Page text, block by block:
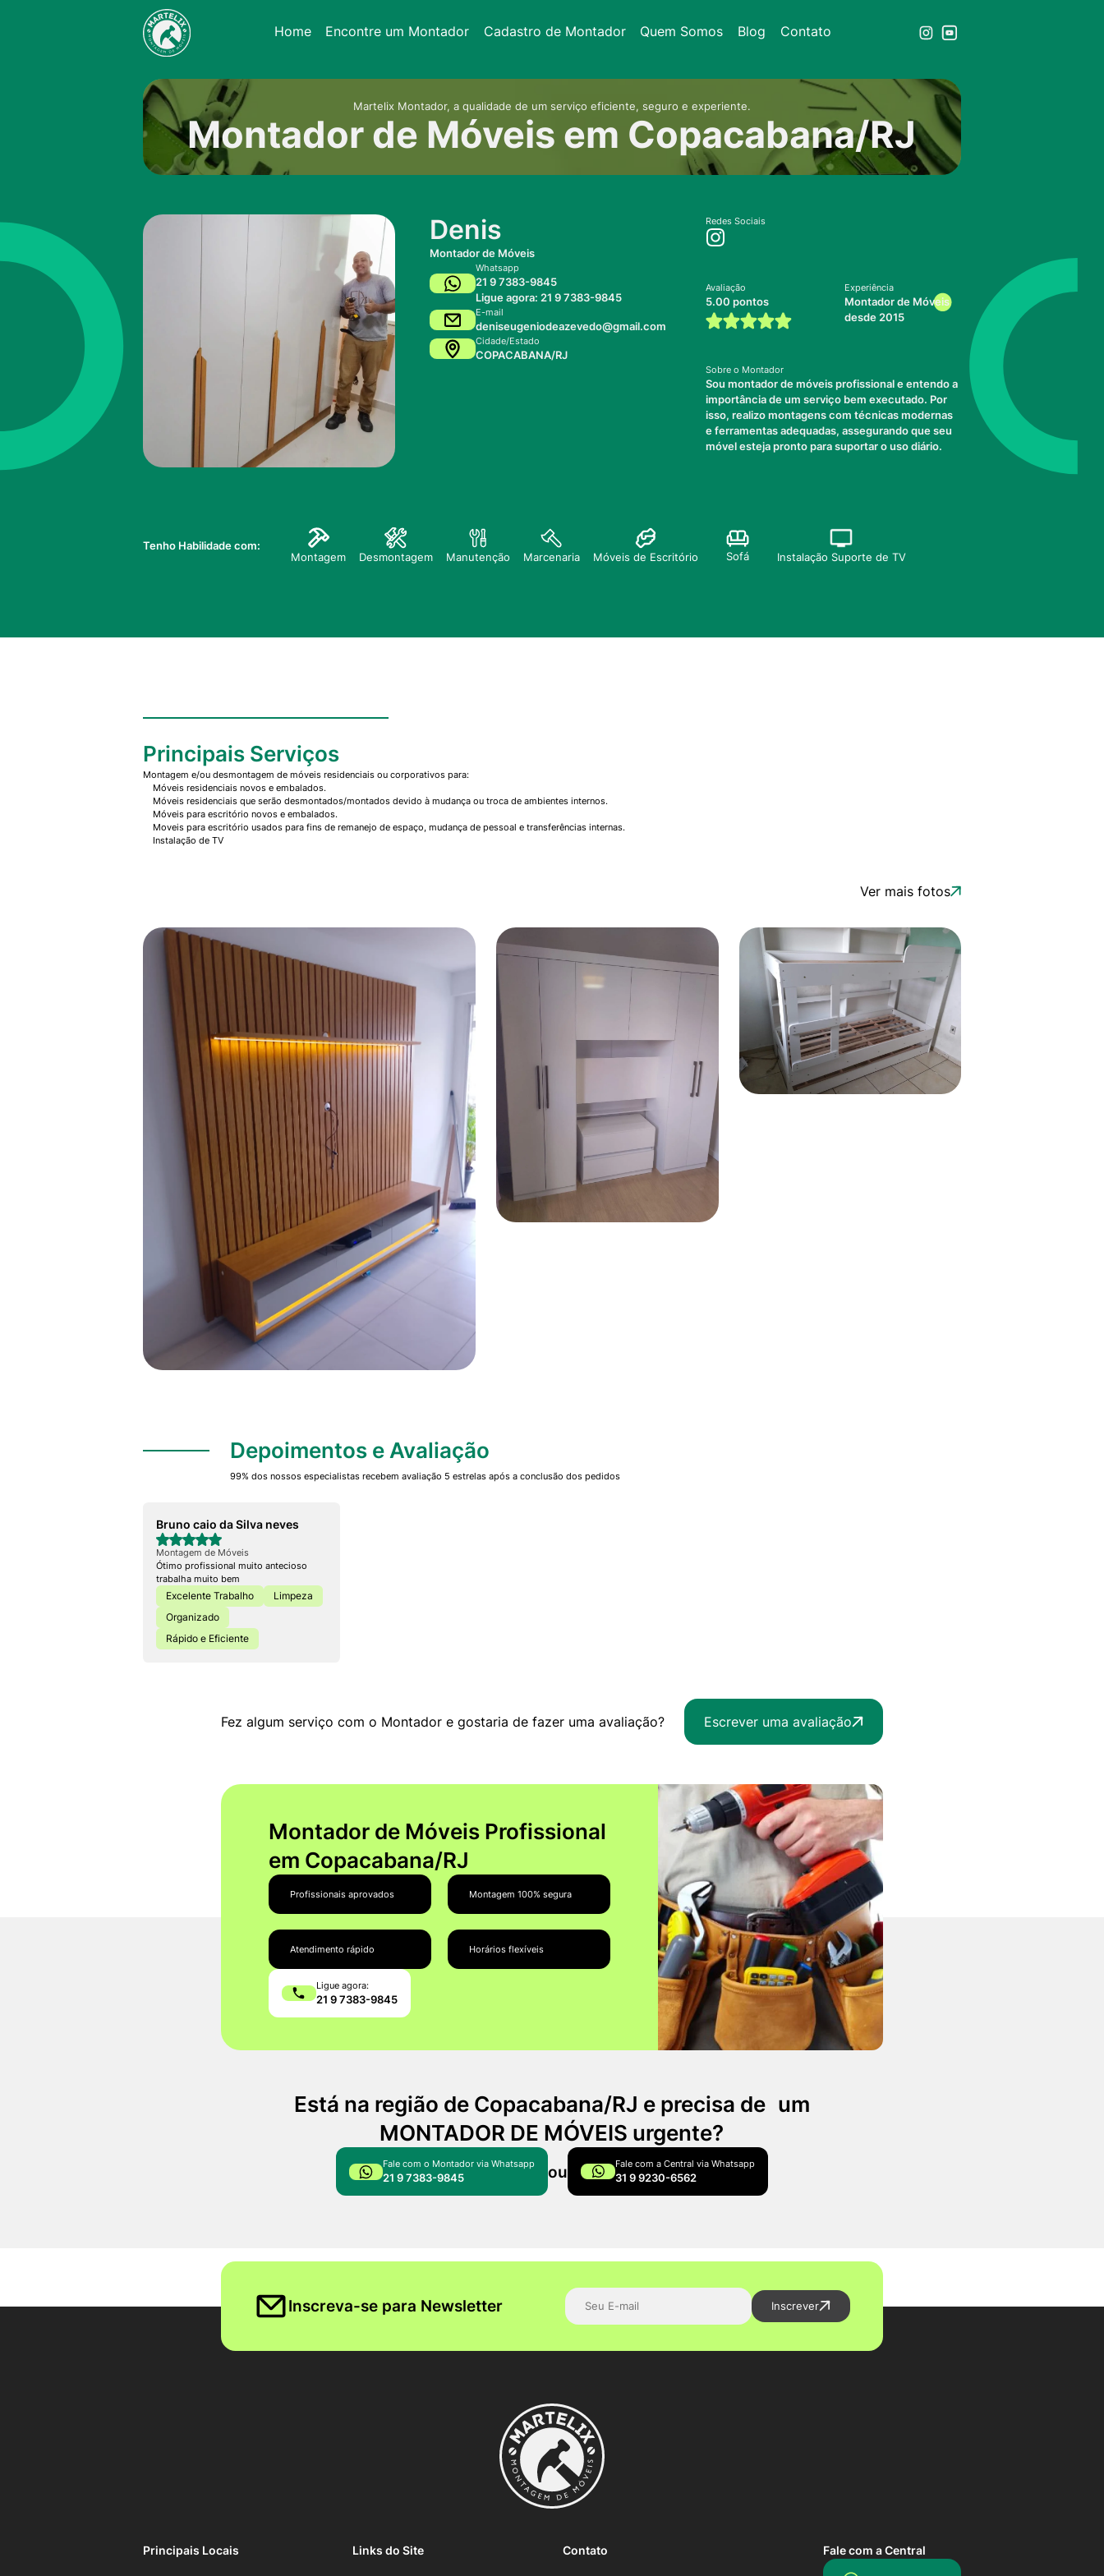
Home Encontre um Montador Cadastro de Montador Quem Somos Blog Contato
Martelix Montador, a qualidade de um serviço eficiente, seguro e experiente.
Montador de Móveis em Copacabana/RJ
Denis
Montador de Móveis
Whatsapp
21 9 7383-9845
Ligue agora: 21 9 7383-9845
E-mail
deniseugeniodeazevedo@gmail.com
Cidade/Estado
COPACABANA/RJ
Redes Sociais
Avaliação
5.00 pontos
Experiência
Montador de Móveis
desde 2015
Sobre o Montador
Sou montador de móveis profissional e entendo a
importância de um serviço bem executado. Por
isso, realizo montagens com técnicas modernas
e ferramentas adequadas, assegurando que seu
móvel esteja pronto para suportar o uso diário.
Tenho Habilidade com:
Montagem
Desmontagem Manutenção Marcenaria Móveis de Escritório Sofá Instalação Suporte de TV
Principais Serviços
Montagem e/ou desmontagem de móveis residenciais ou corporativos para:
Móveis residenciais novos e embalados.
Móveis residenciais que serão desmontados/montados devido à mudança ou troca de ambientes internos.
Móveis para escritório novos e embalados.
Moveis para escritório usados para fins de remanejo de espaço, mudança de pessoal e transferências internas.
Instalação de TV
Ver mais fotos
Depoimentos e Avaliação
99% dos nossos especialistas recebem avaliação 5 estrelas após a conclusão dos pedidos
Bruno caio da Silva neves
Montagem de Móveis
Ótimo profissional muito antecioso
trabalha muito bem
Excelente Trabalho
Limpeza
Organizado
Rápido e Eficiente
Fez algum serviço com o Montador e gostaria de fazer uma avaliação? Escrever uma avaliação
Montador de Móveis Profissional
em Copacabana/RJ
Profissionais aprovados Montagem 100% segura
Atendimento rápido Horários flexíveis
Ligue agora:
21 9 7383-9845
Está na região de Copacabana/RJ e precisa de um
MONTADOR DE MÓVEIS urgente?
Fale com o Montador via Whatsapp
21 9 7383-9845 ou Fale com a Central via Whatsapp
31 9 9230-6562
Inscreva-se para Newsletter Inscrever
Principais Locais Links do Site Contato Fale com a Central